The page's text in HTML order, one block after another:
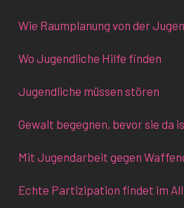
Wie Raumplanung von der
Wo Jugendliche Hilfe finden
Jugendliche müssen stören
Gewalt begegnen, bevor sie da
Mit Jugendarbeit gegen
Echte Partizipation findet im